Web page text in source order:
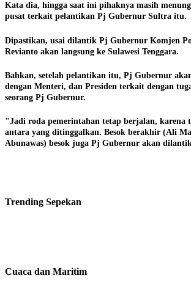
Kata dia, hingga saat ini pihaknya masih
pusat terkait pelantikan Pj Gubernur Sultra itu.
Dipastikan, usai dilantik Pj Gubernur Komjen
Revianto akan langsung ke Sulawesi Tenggara.
Bahkan, setelah pelantikan itu, Pj Gubernur
dengan Menteri, dan Presiden terkait dengan
seorang Pj Gubernur.
"Jadi roda pemerintahan tetap berjalan, karena
antara yang ditinggalkan. Besok berakhir (Ali
Abunawas) besok juga Pj Gubernur akan
Trending Sepekan
Cuaca dan Maritim